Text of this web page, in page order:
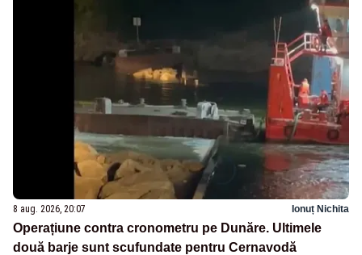
8 aug. 2026, 20:07 Ionuț Nichita
Operațiune contra cronometru pe Dunăre. Ultimele
două barje sunt scufundate pentru Cernavodă